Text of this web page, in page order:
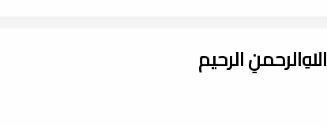
اﷲِالرحمنِ الرحيم